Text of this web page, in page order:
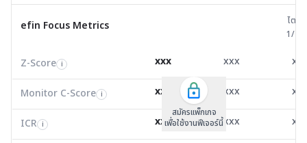
efin Focus Metrics ไตรมาส
Z-Score i 1.58 0.71
Monitor C-Score
0.00 0.00
ICR i 6.42 3.00
DSCR
efin Focus Metrics
ไตรม
1/
Z-Score i
Monitor C-Score i
ICR i
สมัครแพ็คเกจ B
เพื่อใช้งานฟีเจอร์นี้
EV/EBITDA
FCF Yield i
FCF/Net Income
สมัครแพ็คเกจ B
เพื่อใช้งานฟีเจอร์นี้
Z-Score i xxx xxx
Monitor C-Score i xxx xxx
ICR i xxx xxx
สมัครแพ็กเกจ
เพื่อใช้งานฟีเจอร์นี้